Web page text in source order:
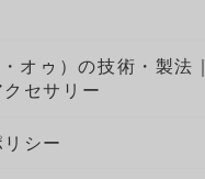
オゥ）の技術・製法
セサリー
シー